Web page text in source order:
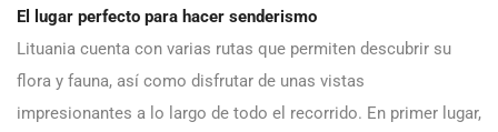
El lugar perfecto para hacer senderismo
Lituania cuenta con varias rutas que permiten descubrir su
flora y fauna, así como disfrutar de unas vistas
impresionantes a lo largo de todo el recorrido. En primer lugar,